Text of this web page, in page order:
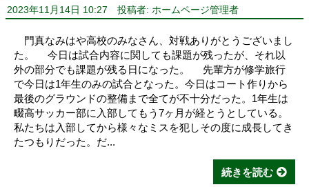
2023年11月14日 10:27 投稿者: ホームページ管理者
門真なみはや高校のみなさん、対戦ありがとうございまし
た。 今日は試合内容に関しても課題が残ったが、それ以
外の部分でも課題が残る日になった。 先輩方が修学旅行
で今日は1年生のみの試合となった。今日はコート作りから
最後のグラウンドの整備まで全てが不十分だった。1年生は
畷高サッカー部に入部してもう7ヶ月が経とうとしている。
私たちは入部してから様々なミスを犯しその度に成長してき
たつもりだった。だ...
続きを読む